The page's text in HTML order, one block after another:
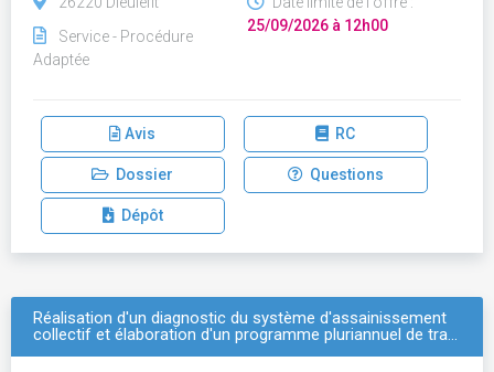
Service - Procédure
Adaptée
25/09/2026 à 12h00
Avis RC
Dossier Questions
Dépôt
Réalisation d'un diagnostic du système d'assainissement
collectif et élaboration d'un programme pluriannuel de tra…